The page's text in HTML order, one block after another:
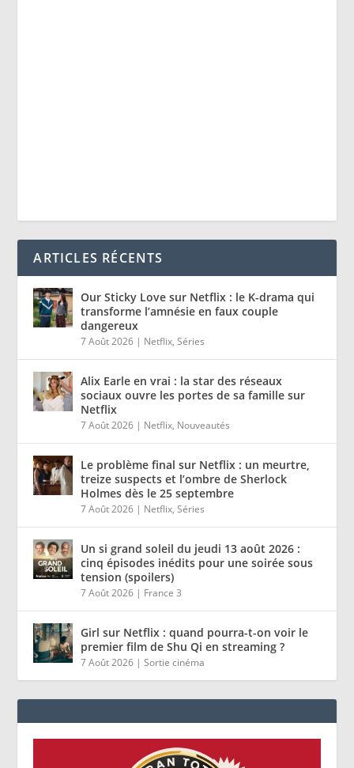
ARTICLES RÉCENTS
Our Sticky Love sur Netflix : le K-drama qui
transforme l’amnésie en faux couple
dangereux
7 Août 2026 | Netflix,Séries
Alix Earle en vrai : la star des réseaux
sociaux ouvre les portes de sa famille sur
Netflix
7 Août 2026 | Netflix, Nouveautés
Le problème final sur Netflix : un meurtre,
treize suspects et l’ombre de Sherlock
Holmes dès le 25 septembre
7 Août 2026 | Netflix,Séries
Un si grand soleil du jeudi 13 août 2026 :
cinq épisodes inédits pour une soirée sous
tension (spoilers)
7 Août 2026 | France 3
Girl sur Netflix : quand pourra-t-on voir le
premier film de Shu Qi en streaming ?
7 Août 2026 |Sortie cinéma